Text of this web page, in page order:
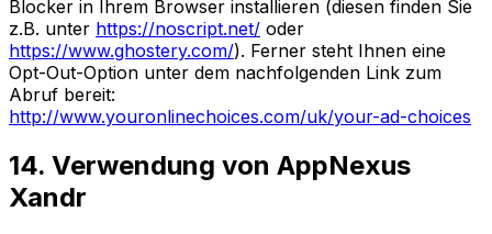
Blocker in Ihrem Browser installieren (diesen finden Sie
z.B. unter https://noscript.net/ oder
https://www.ghostery.com/). Ferner steht Ihnen eine
Opt-Out-Option unter dem nachfolgenden Link zum
Abruf bereit:
http://www.youronlinechoices.com/uk/your-ad-choices
14. Verwendung von AppNexus
Xandr